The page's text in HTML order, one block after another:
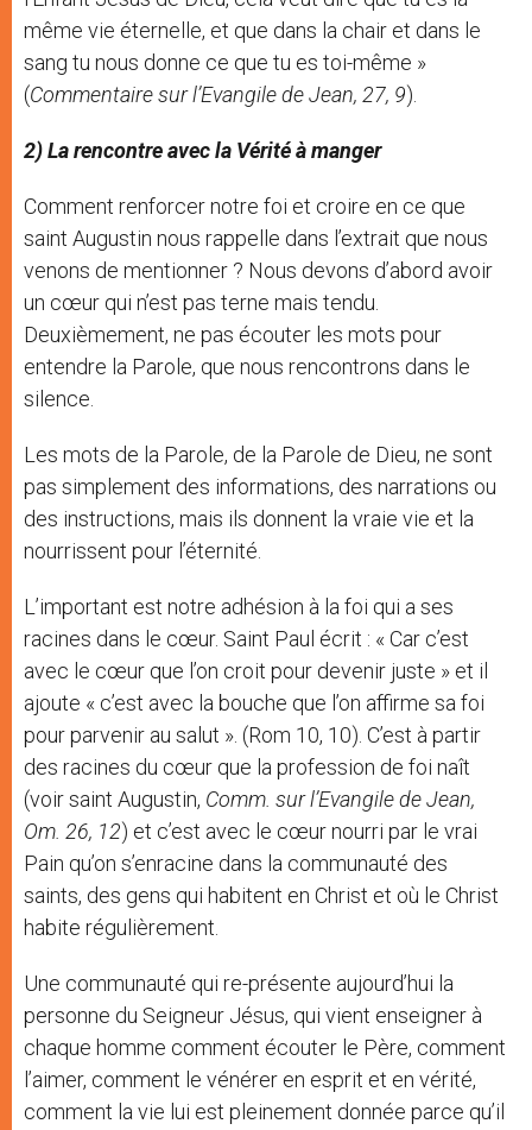
même vie éternelle, et que dans la chair et dans le
sang tu nous donne ce que tu es toi-même »
(Commentaire sur l’Evangile de Jean, 27, 9).
2) La rencontre avec la Vérité à manger
Comment renforcer notre foi et croire en ce que
saint Augustin nous rappelle dans l’extrait que nous
venons de mentionner ? Nous devons d’abord avoir
un cœur qui n’est pas terne mais tendu.
Deuxièmement, ne pas écouter les mots pour
entendre la Parole, que nous rencontrons dans le
silence.
Les mots de la Parole, de la Parole de Dieu, ne sont
pas simplement des informations, des narrations ou
des instructions, mais ils donnent la vraie vie et la
nourrissent pour l’éternité.
L’important est notre adhésion à la foi qui a ses
racines dans le cœur. Saint Paul écrit : « Car c’est
avec le cœur que l’on croit pour devenir juste » et il
ajoute « c’est avec la bouche que l’on affirme sa foi
pour parvenir au salut ». (Rom 10, 10). C’est à partir
des racines du cœur que la profession de foi naît
(voir saint Augustin, Comm. sur l’Evangile de Jean,
Om. 26, 12) et c’est avec le cœur nourri par le vrai
Pain qu’on s’enracine dans la communauté des
saints, des gens qui habitent en Christ et où le Christ
habite régulièrement.
Une communauté qui re-présente aujourd’hui la
personne du Seigneur Jésus, qui vient enseigner à
chaque homme comment écouter le Père, comment
l’aimer, comment le vénérer en esprit et en vérité,
comment la vie lui est pleinement donnée parce qu’il